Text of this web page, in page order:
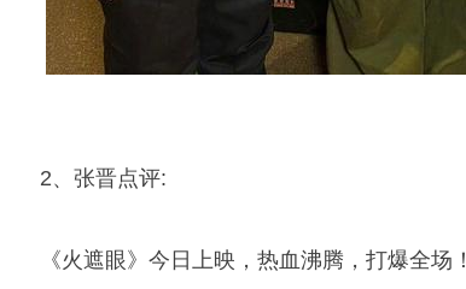
2、张晋点评:
《火遮眼》今日上映，热血沸腾，打爆全场！